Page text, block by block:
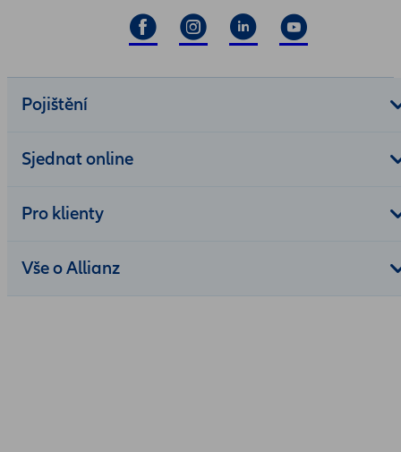
Pojištění
Sjednat online
Pro klienty
Vše o Allianz